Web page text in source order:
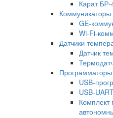
Карат БР-
Коммуникаторы
GE-
Wi-Fi-
Датчики
Датчик
Программаторы
USB-
USB-
Комплект